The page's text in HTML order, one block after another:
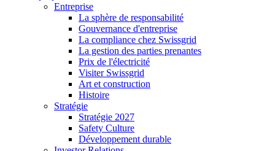
Entreprise
La sphère de responsabilité
Gouvernance d'entreprise
La compliance chez Swissgrid
La gestion des parties prenantes
Prix de l'électricité
Visiter Swissgrid
Art et construction
Histoire
Stratégie
Stratégie 2027
Safety Culture
Développement durable